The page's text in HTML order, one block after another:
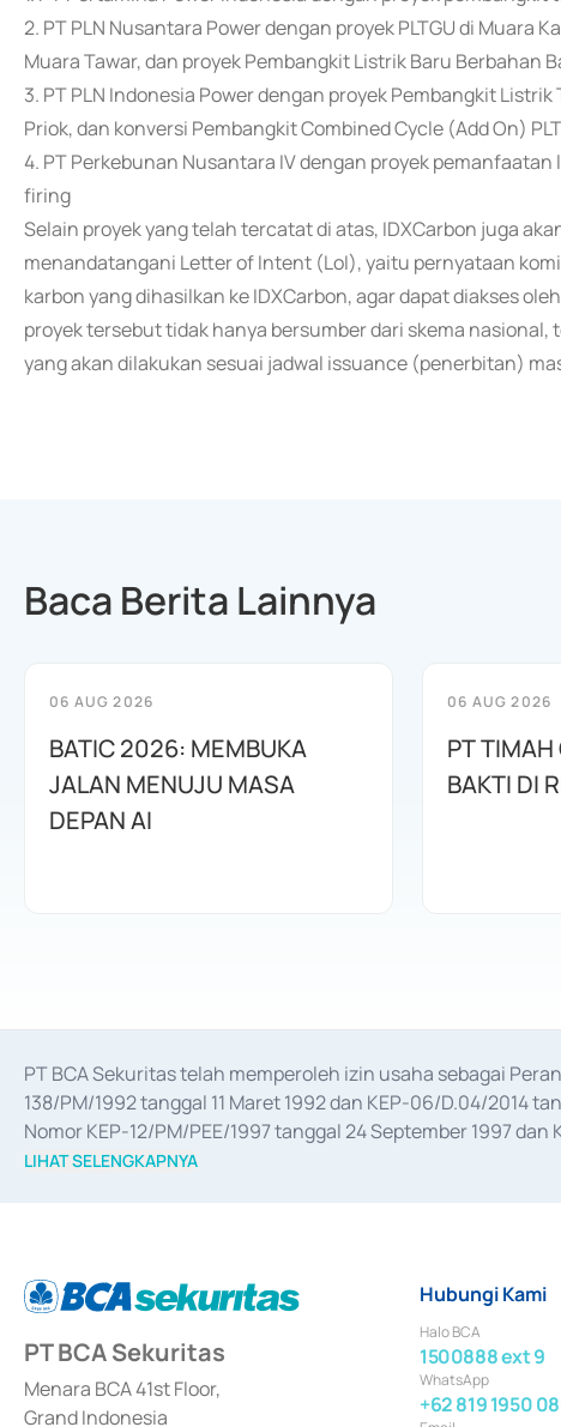
2. PT PLN Nusantara Power dengan proyek PLTGU di Muara
Muara Tawar, dan proyek Pembangkit Listrik Baru Berbahan
3. PT PLN Indonesia Power dengan proyek Pembangkit
Priok, dan konversi Pembangkit Combined Cycle (Add On)
4. PT Perkebunan Nusantara IV dengan proyek
firing
Selain proyek yang telah tercatat di atas, IDXCarbon juga
menandatangani Letter of Intent (LoI), yaitu pernyataan
karbon yang dihasilkan ke IDXCarbon, agar dapat diakses
proyek tersebut tidak hanya bersumber dari skema
yang akan dilakukan sesuai jadwal issuance (penerbitan)
Baca Berita Lainnya
06 AUG 2026
BATIC 2026: MEMBUKA
JALAN MENUJU MASA
DEPAN AI
06 AUG 2026
PT TIMAH
BAKTI DI
PT BCA Sekuritas telah memperoleh izin usaha sebagai
138/PM/1992 tanggal 11 Maret 1992 dan KEP-06/D.04/2014
Nomor KEP-12/PM/PEE/1997 tanggal 24 September 1997
merger, akuisisi, divestasi, dan
LIHAT SELENGKAPNYA
PT BCA Sekuritas
Menara BCA 41st Floor,
Grand Indonesia
Hubungi Kami
Halo BCA
1500888 ext 9
WhatsApp
+62 819 1950